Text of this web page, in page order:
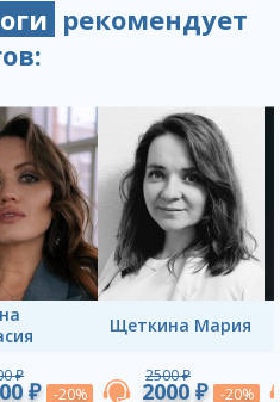
рекомендует
₽
₽ -20%
Щеткина Мария
2500 ₽
2000 ₽ -20%